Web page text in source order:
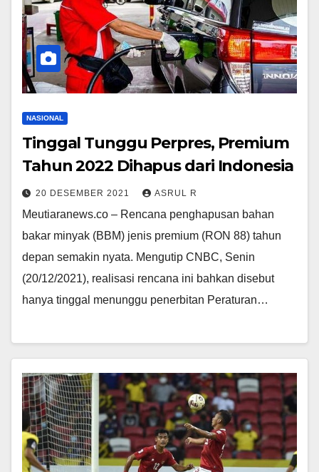
NASIONAL
Tinggal Tunggu Perpres, Premium
Tahun 2022 Dihapus dari Indonesia
20 DESEMBER 2021 ASRUL R
Meutiaranews.co – Rencana penghapusan bahan
bakar minyak (BBM) jenis premium (RON 88) tahun
depan semakin nyata. Mengutip CNBC, Senin
(20/12/2021), realisasi rencana ini bahkan disebut
hanya tinggal menunggu penerbitan Peraturan…